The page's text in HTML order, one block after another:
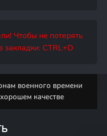
Чтобы не потерять
закладки: CTRL+D
военного времени
качестве